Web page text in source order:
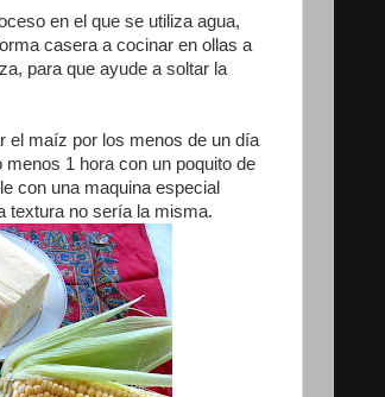
en el que se utiliza agua,
casera a cocinar en ollas a
para que ayude a soltar la
el maíz por los menos de un día
1 hora con un poquito de
con una maquina especial
textura no sería la misma.